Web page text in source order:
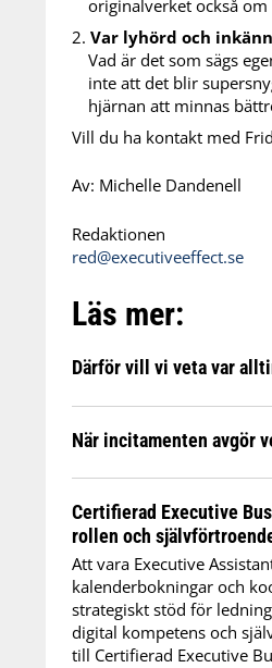
originalverket också
Var lyhörd och
Vad är det som sägs
inte att det blir
hjärnan att minnas
Vill du ha kontakt med
Av: Michelle Dandenell
Redaktionen
red@executiveeffect.se
Läs mer:
Därför vill vi veta var
När incitamenten avgör
Certifierad Executive
rollen och
Att vara Executive
kalenderbokningar och
strategiskt stöd för
digital kompetens och
till Certifierad Executive